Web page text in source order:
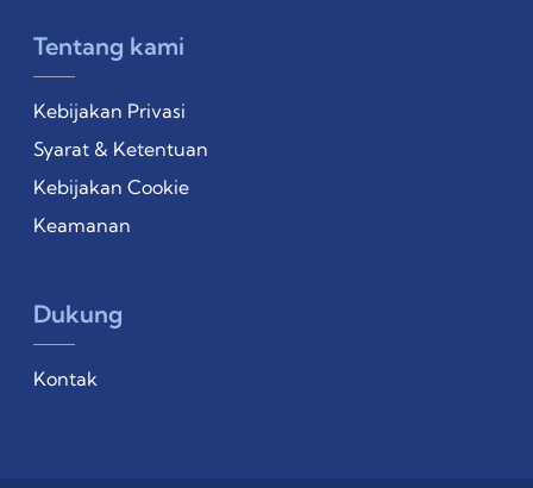
Tentang kami
Kebijakan Privasi
Syarat & Ketentuan
Kebijakan Cookie
Keamanan
Dukung
Kontak